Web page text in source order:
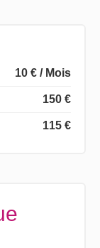
10 € / Mois
150 €
115 €